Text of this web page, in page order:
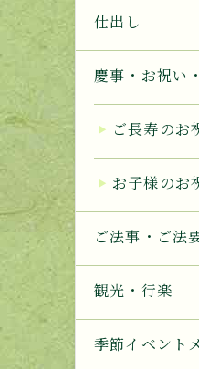
仕出し
慶事・お祝い
ご長寿のお
お子様のお
ご法事・ご法
観光・行楽
季節イベント